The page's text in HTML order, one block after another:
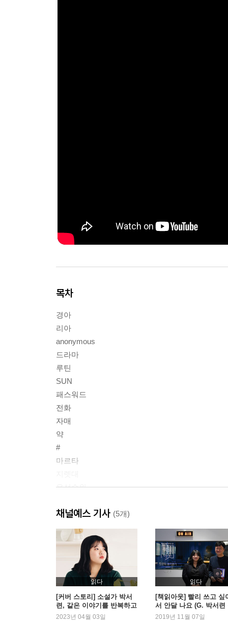
목차
경아
리아
anonymous
드라마
루틴
SUN
패스워드
전화
자매
약
#
마르타
우선순위
안전
폼페이
친한 언니
신데렐라
파티
마리아
평가
신
채널예스 기사 (5개)
읽다
[커버 스토리] 소설가 박서
련, 같은 이야기를 반복하고
싶지 않다
2023년 04월 03일
읽다
[책읽아웃] 빨리 쓰고 싶
서 안달 나요 (G. 박서련
가)
2019년 11월 07일